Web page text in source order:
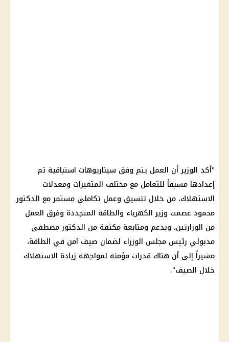
"أكد الوزير أن العمل يتم وفق سيناريوهات استباقية تم
إعدادها مسبقاً للتعامل مع مختلف المتغيرات ومعدلات
الاستهلاك، من خلال تنسيق وعمل تكاملي مستمر مع الدكتور
محمود عصمت وزير الكهرباء والطاقة المتجددة وفرق العمل
من الوزارتين، وبدعم ومتابعة مكثفة من الدكتور مصطفى
مدبولي رئيس مجلس الوزراء لضمان صيف آمن في الطاقة،
مشيراً إلى أن هناك قدرات مؤمنة لمواجهة زيادة الاستهلاك
خلال الصيف".